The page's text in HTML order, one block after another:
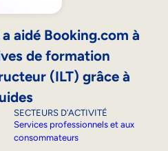
aidé Booking.com à
de formation
(ILT) grâce à
SECTEURS D’ACTIVITÉ
Services professionnels et aux
consommateurs